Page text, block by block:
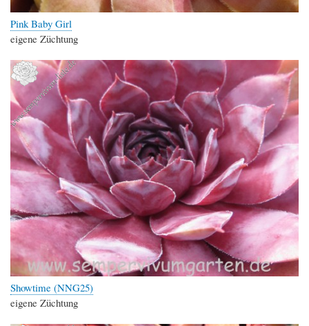
Pink Baby Girl
eigene Züchtung
Showtime (NNG25)
eigene Züchtung